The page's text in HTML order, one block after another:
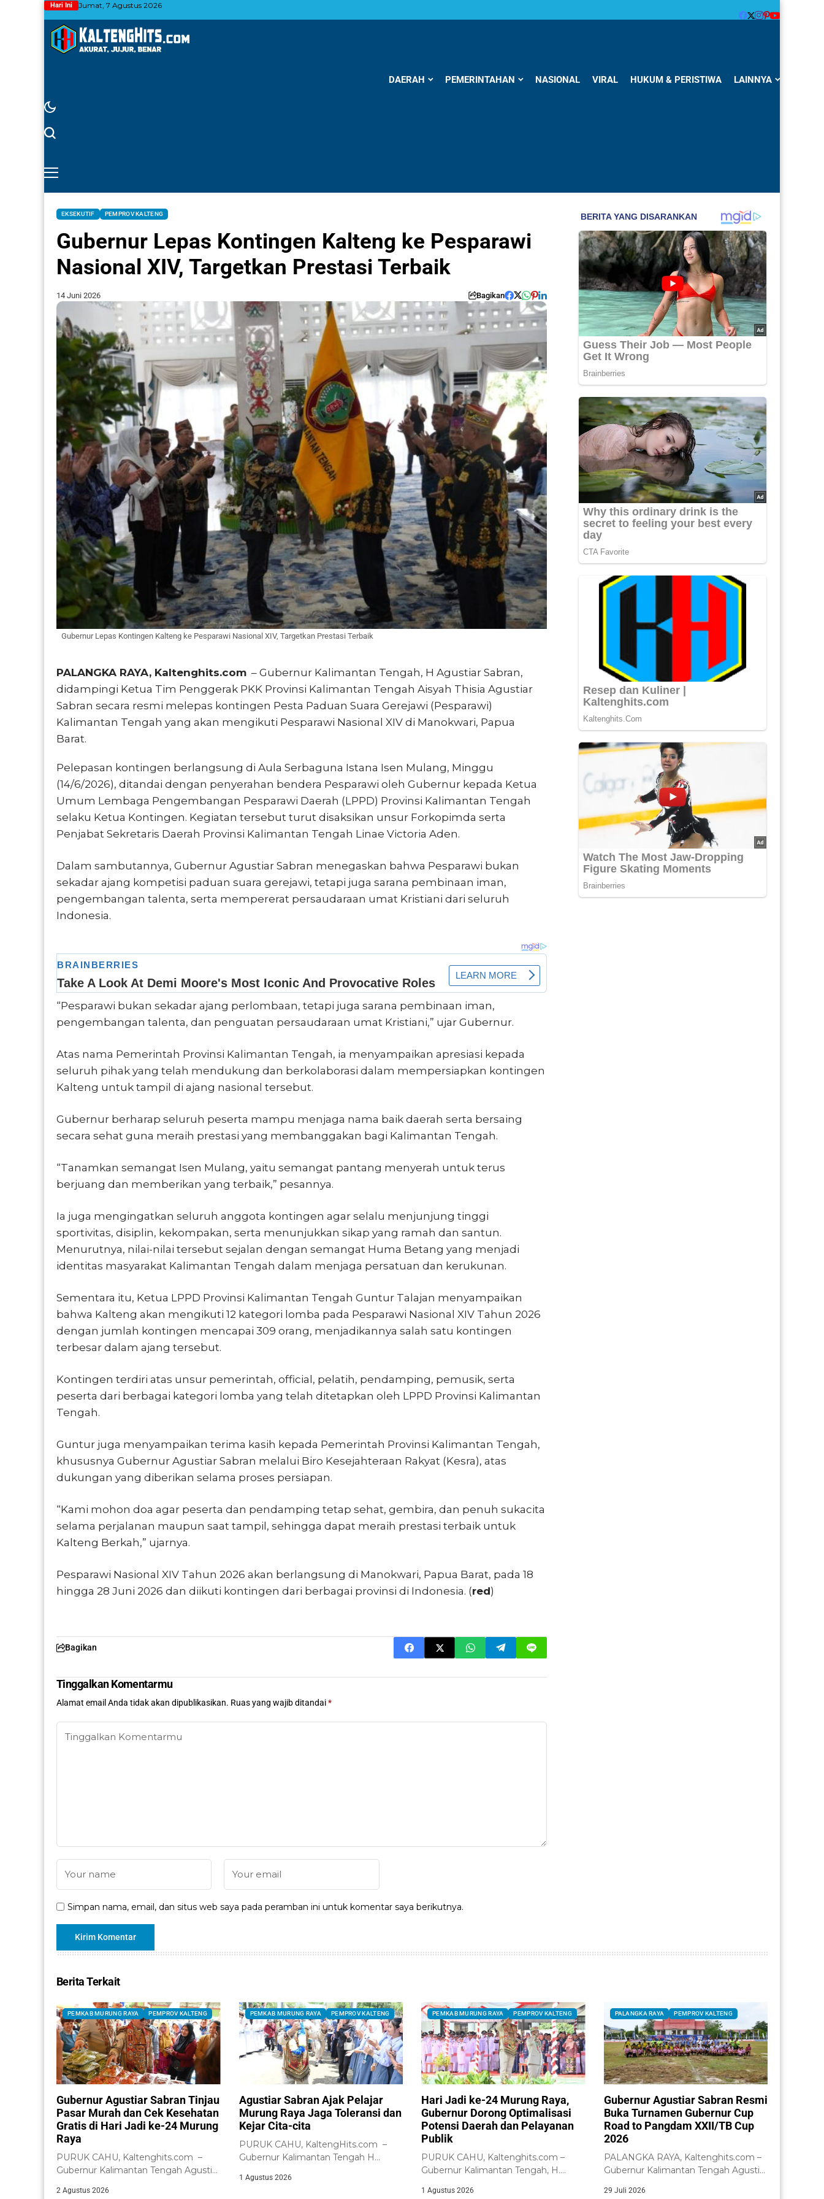
Hari Ini Jumat, 7 Agustus 2026
DAERAH PEMERINTAHAN NASIONAL VIRAL HUKUM & PERISTIWA LAINNYA
EKSEKUTIF PEMPROV KALTENG
Gubernur Lepas Kontingen Kalteng ke Pesparawi
Nasional XIV, Targetkan Prestasi Terbaik
14 Juni 2026 Bagikan
Gubernur Lepas Kontingen Kalteng ke Pesparawi Nasional XIV, Targetkan Prestasi Terbaik
PALANGKA RAYA, Kaltenghits.com – Gubernur Kalimantan Tengah, H Agustiar Sabran,
didampingi Ketua Tim Penggerak PKK Provinsi Kalimantan Tengah Aisyah Thisia Agustiar
Sabran secara resmi melepas kontingen Pesta Paduan Suara Gerejawi (Pesparawi)
Kalimantan Tengah yang akan mengikuti Pesparawi Nasional XIV di Manokwari, Papua
Barat.
Pelepasan kontingen berlangsung di Aula Serbaguna Istana Isen Mulang, Minggu
(14/6/2026), ditandai dengan penyerahan bendera Pesparawi oleh Gubernur kepada Ketua
Umum Lembaga Pengembangan Pesparawi Daerah (LPPD) Provinsi Kalimantan Tengah
selaku Ketua Kontingen. Kegiatan tersebut turut disaksikan unsur Forkopimda serta
Penjabat Sekretaris Daerah Provinsi Kalimantan Tengah Linae Victoria Aden.
Dalam sambutannya, Gubernur Agustiar Sabran menegaskan bahwa Pesparawi bukan
sekadar ajang kompetisi paduan suara gerejawi, tetapi juga sarana pembinaan iman,
pengembangan talenta, serta mempererat persaudaraan umat Kristiani dari seluruh
Indonesia.
“Pesparawi bukan sekadar ajang perlombaan, tetapi juga sarana pembinaan iman,
pengembangan talenta, dan penguatan persaudaraan umat Kristiani,” ujar Gubernur.
Atas nama Pemerintah Provinsi Kalimantan Tengah, ia menyampaikan apresiasi kepada
seluruh pihak yang telah mendukung dan berkolaborasi dalam mempersiapkan kontingen
Kalteng untuk tampil di ajang nasional tersebut.
Gubernur berharap seluruh peserta mampu menjaga nama baik daerah serta bersaing
secara sehat guna meraih prestasi yang membanggakan bagi Kalimantan Tengah.
“Tanamkan semangat Isen Mulang, yaitu semangat pantang menyerah untuk terus
berjuang dan memberikan yang terbaik,” pesannya.
Ia juga mengingatkan seluruh anggota kontingen agar selalu menjunjung tinggi
sportivitas, disiplin, kekompakan, serta menunjukkan sikap yang ramah dan santun.
Menurutnya, nilai-nilai tersebut sejalan dengan semangat Huma Betang yang menjadi
identitas masyarakat Kalimantan Tengah dalam menjaga persatuan dan kerukunan.
Sementara itu, Ketua LPPD Provinsi Kalimantan Tengah Guntur Talajan menyampaikan
bahwa Kalteng akan mengikuti 12 kategori lomba pada Pesparawi Nasional XIV Tahun 2026
dengan jumlah kontingen mencapai 309 orang, menjadikannya salah satu kontingen
terbesar dalam ajang tersebut.
Kontingen terdiri atas unsur pemerintah, official, pelatih, pendamping, pemusik, serta
peserta dari berbagai kategori lomba yang telah ditetapkan oleh LPPD Provinsi Kalimantan
Tengah.
Guntur juga menyampaikan terima kasih kepada Pemerintah Provinsi Kalimantan Tengah,
khususnya Gubernur Agustiar Sabran melalui Biro Kesejahteraan Rakyat (Kesra), atas
dukungan yang diberikan selama proses persiapan.
“Kami mohon doa agar peserta dan pendamping tetap sehat, gembira, dan penuh sukacita
selama perjalanan maupun saat tampil, sehingga dapat meraih prestasi terbaik untuk
Kalteng Berkah,” ujarnya.
Pesparawi Nasional XIV Tahun 2026 akan berlangsung di Manokwari, Papua Barat, pada 18
hingga 28 Juni 2026 dan diikuti kontingen dari berbagai provinsi di Indonesia. (red)
Bagikan
Tinggalkan Komentarmu
Alamat email Anda tidak akan dipublikasikan. Ruas yang wajib ditandai*
Simpan nama, email, dan situs web saya pada peramban ini untuk komentar saya berikutnya.
Berita Terkait
PEMKAB MURUNG RAYA PEMPROV KALTENG
Gubernur Agustiar Sabran Tinjau
Pasar Murah dan Cek Kesehatan
Gratis di Hari Jadi ke-24 Murung
Raya
PURUK CAHU, Kaltenghits.com –
Gubernur Kalimantan Tengah Agustiar
pelaksanaan...
2 Agustus 2026
PEMKAB MURUNG RAYA PEMPROV KALTENG
Agustiar Sabran Ajak Pelajar
Murung Raya Jaga Toleransi dan
Kejar Cita-cita
PURUK CAHU, KaltengHits.com –
Gubernur Kalimantan Tengah H
1 Agustus 2026
PEMKAB MURUNG RAYA PEMPROV KALTENG
Hari Jadi ke-24 Murung Raya,
Gubernur Dorong Optimalisasi
Potensi Daerah dan Pelayanan
Publik
PURUK CAHU, Kaltenghits.com –
Gubernur Kalimantan Tengah, H.
1 Agustus 2026
PALANGKA RAYA PEMPROV KALTENG
Gubernur Agustiar Sabran Resmi
Buka Turnamen Gubernur Cup
Road to Pangdam XXII/TB Cup
2026
PALANGKA RAYA, Kaltenghits.com –
Gubernur Kalimantan Tengah Agustiar
29 Juli 2026